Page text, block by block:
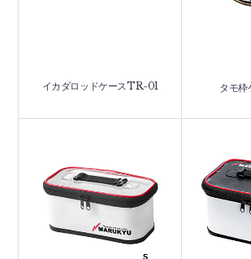
イカダロッドケースTR-01
タモ